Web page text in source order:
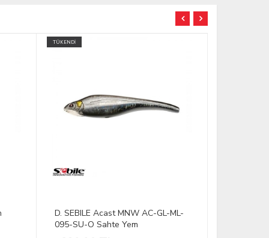
TÜKENDİ
D. SEBILE Acast MNW AC-GL-ML-
095-SU-O Sahte Yem